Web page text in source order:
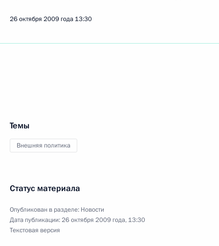
26 октября 2009 года 13:30
Темы
Внешняя политика
Статус материала
Опубликован в разделе: Новости
Дата публикации:26 октября 2009 года, 13:30
Текстовая версия